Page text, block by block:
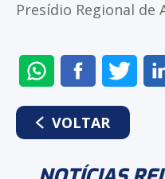
Presídio Regional de
ENVIAR
NO
WHATSAPP
NO
FACEBOOK
NO
VOLTAR